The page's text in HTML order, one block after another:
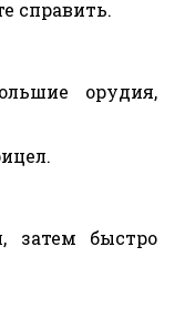
справить.
орудия,
затем быстро